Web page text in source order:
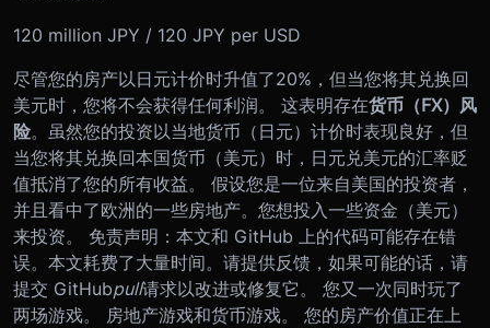
120 million JPY / 120 JPY per USD
尽管您的房产以日元计价时升值了20%，但当您将其兑换回
美元时，您将不会获得任何利润。 这表明存在货币（FX）风
险。虽然您的投资以当地货币（日元）计价时表现良好，但
当您将其兑换回本国货币（美元）时，日元兑美元的汇率贬
值抵消了您的所有收益。 假设您是一位来自美国的投资者，
并且看中了欧洲的一些房地产。您想投入一些资金（美元）
来投资。 免责声明：本文和 GitHub 上的代码可能存在错
误。本文耗费了大量时间。请提供反馈，如果可能的话，请
提交 GitHubpull请求以改进或修复它。 您又一次同时玩了
两场游戏。 房地产游戏和货币游戏。 您的房产价值正在上